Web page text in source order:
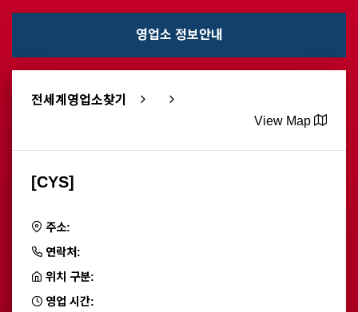
영업소 정보안내
전세계영업소찾기
View Map
[CYS]
주소:
연락처:
위치 구분:
영업 시간: